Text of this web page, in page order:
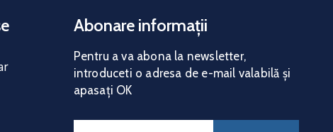
Abonare informații
Pentru a va abona la newsletter,
introduceti o adresa de e-mail valabilă și
apasați OK